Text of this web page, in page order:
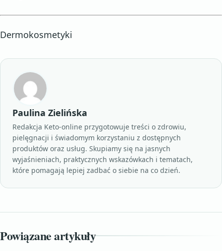
Dermokosmetyki
Paulina Zielińska
Redakcja Keto-online przygotowuje treści o zdrowiu,
pielęgnacji i świadomym korzystaniu z dostępnych
produktów oraz usług. Skupiamy się na jasnych
wyjaśnieniach, praktycznych wskazówkach i tematach,
które pomagają lepiej zadbać o siebie na co dzień.
Powiązane artykuły